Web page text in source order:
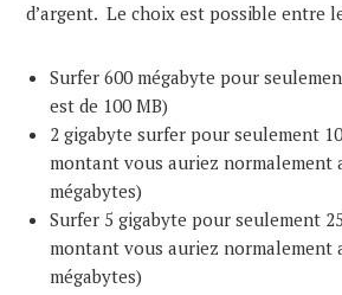
d’argent. Le choix est possible entre
Surfer 600 mégabyte pour
est de 100 MB)
2 gigabyte surfer pour seulement
montant vous auriez normalement
mégabytes)
Surfer 5 gigabyte pour seulement
montant vous auriez normalement
mégabytes)